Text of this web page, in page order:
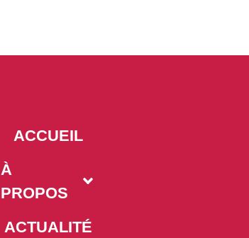
ACCUEIL
À
PROPOS
ACTUALITÉ